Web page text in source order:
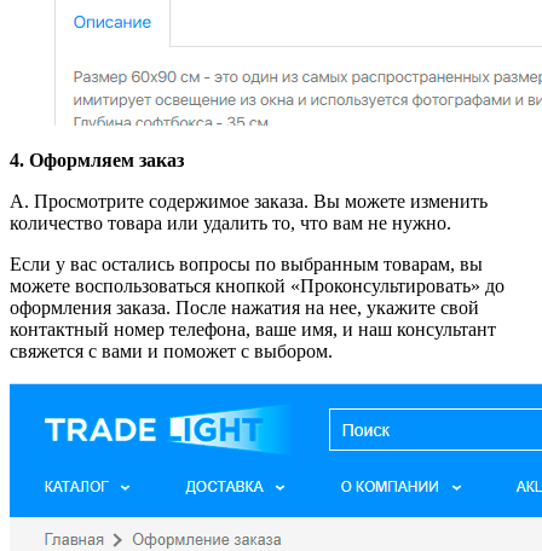
4. Оформляем заказ
А. Просмотрите содержимое заказа. Вы можете изменить
количество товара или удалить то, что вам не нужно.
Если у вас остались вопросы по выбранным товарам, вы
можете воспользоваться кнопкой «Проконсультировать» до
оформления заказа. После нажатия на нее, укажите свой
контактный номер телефона, ваше имя, и наш консультант
свяжется с вами и поможет с выбором.